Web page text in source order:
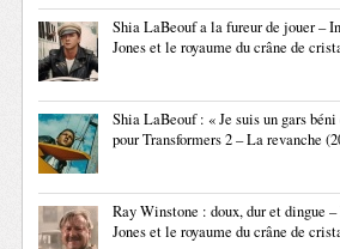
Shia LaBeouf a la fureur de jouer –
Jones et le royaume du crâne de
Shia LaBeouf : « Je suis un gars
pour Transformers 2 – La revanche
Ray Winstone : doux, dur et dingue
Jones et le royaume du crâne de